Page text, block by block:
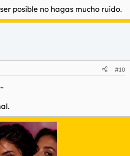
posible no hagas mucho ruido.
#10